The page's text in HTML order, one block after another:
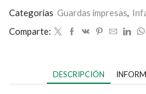
Categorías Guardas impresas,
Comparte:
DESCRIPCIÓN